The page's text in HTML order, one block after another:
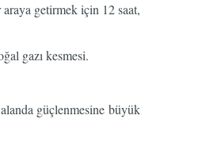
getirmek için 12 saat,
gazı kesmesi.
güçlenmesine büyük